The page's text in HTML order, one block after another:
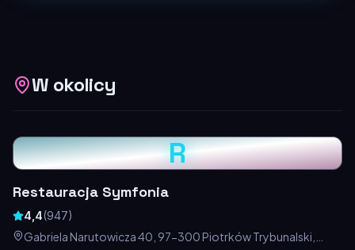
W okolicy
R
Restauracja Symfonia
4,4(947)
Gabriela Narutowicza 40, 97-300 Piotrków Trybunalski,